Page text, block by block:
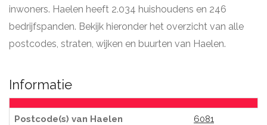
inwoners. Haelen heeft 2.034 huishoudens en 246
bedrijfspanden. Bekijk hieronder het overzicht van alle
postcodes, straten, wijken en buurten van Haelen.
Informatie
Postcode(s) van Haelen 6081